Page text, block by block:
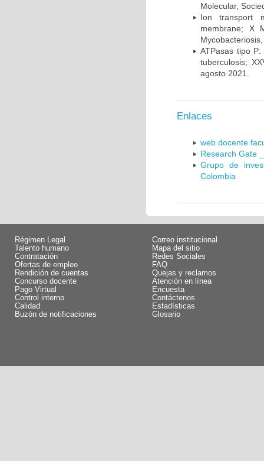
Molecular,
Ion transport
membrane; X
ATPasas tipo
tuberculosis;
agosto 2021.
Enlaces
web docente
Research Gate
Grupo de
Colombia
Régimen Legal
Talento humano
Contratación
Ofertas de empleo
Rendición de cuentas
Concurso docente
Pago Virtual
Control interno
Calidad
Buzón de notificaciones
Correo institucional
Mapa del sitio
Redes Sociales
FAQ
Quejas y reclamos
Atención en línea
Encuesta
Contáctenos
Estadísticas
Glosario